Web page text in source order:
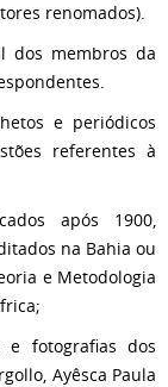
renomados).
dos membros da
e periódicos
referentes à
após 1900,
na Bahia ou
e Metodologia
e fotografias dos
Ayêsca Paula